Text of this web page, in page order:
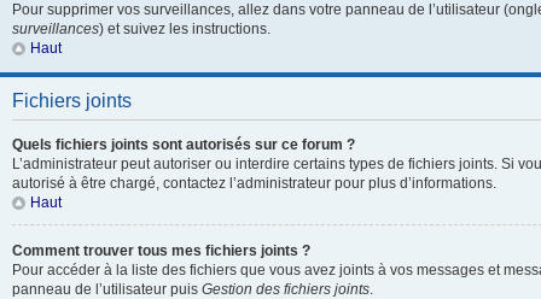
Pour supprimer vos surveillances, allez dans votre panneau de l’utilisateur
surveillances) et suivez les instructions.
Haut
Fichiers joints
Quels fichiers joints sont autorisés sur ce forum ?
L’administrateur peut autoriser ou interdire certains types de fichiers joints. Si
autorisé à être chargé, contactez l’administrateur pour plus d’informations.
Haut
Comment trouver tous mes fichiers joints ?
Pour accéder à la liste des fichiers que vous avez joints à vos messages et
panneau de l’utilisateur puis Gestion des fichiers joints.